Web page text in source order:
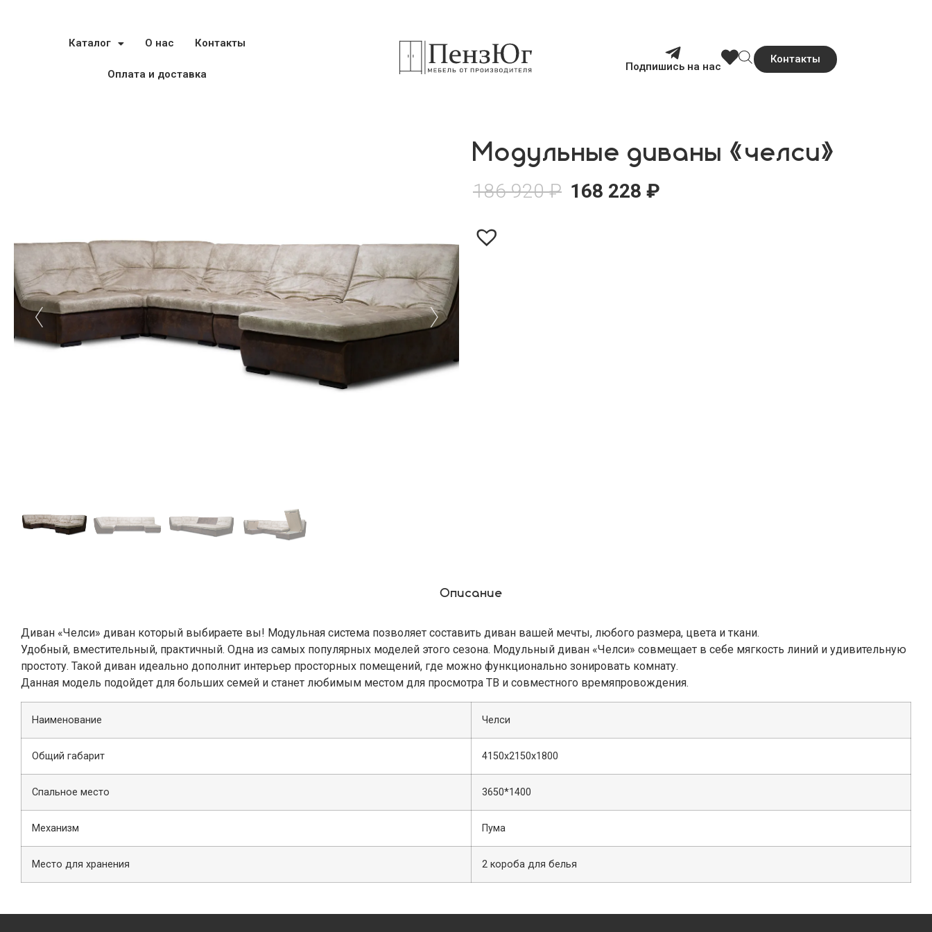
Подпишись на нас
Контакты
Каталог О нас Контакты
Оплата и доставка
Модульные диваны «челси»
186 920₽ 168 228 ₽
Описание
Диван «Челси» диван который выбираете вы! Модульная система позволяет составить диван вашей мечты, любого размера, цвета и ткани.
Удобный, вместительный, практичный. Одна из самых популярных моделей этого сезона. Модульный диван «Челси» совмещает в себе мягкость линий и удивительную
простоту. Такой диван идеально дополнит интерьер просторных помещений, где можно функционально зонировать комнату.
Данная модель подойдет для больших семей и станет любимым местом для просмотра ТВ и совместного времяпровождения.
Наименование Челси
Общий габарит 4150х2150х1800
Спальное место 3650*1400
Механизм Пума
Место для хранения 2 короба для белья